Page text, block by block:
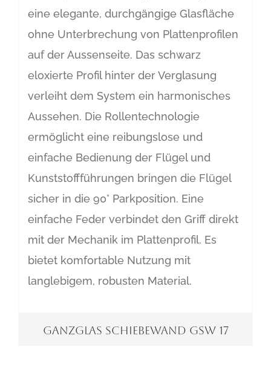
eine elegante, durchgängige Glasfläche
ohne Unterbrechung von Plattenprofilen
auf der Aussenseite. Das schwarz
eloxierte Profil hinter der Verglasung
verleiht dem System ein harmonisches
Aussehen. Die Rollentechnologie
ermöglicht eine reibungslose und
einfache Bedienung der Flügel und
Kunststoffführungen bringen die Flügel
sicher in die 90° Parkposition. Eine
einfache Feder verbindet den Griff direkt
mit der Mechanik im Plattenprofil. Es
bietet komfortable Nutzung mit
langlebigem, robusten Material.
Ganzglas Schiebewand GSW 17